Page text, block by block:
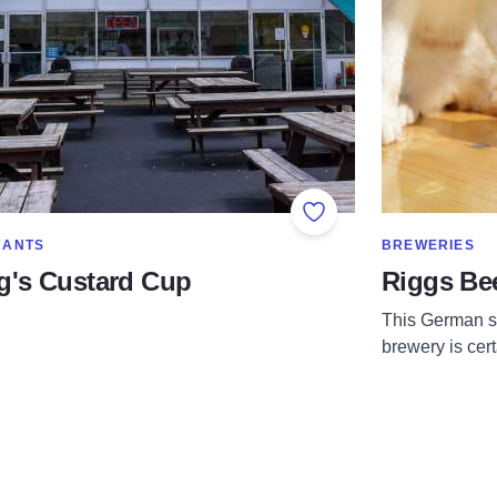
Add to Favorites
IN CATEGORY OF
Custard Cup
SHOW MORE
BREWERIES
Riggs
This German
brewery is